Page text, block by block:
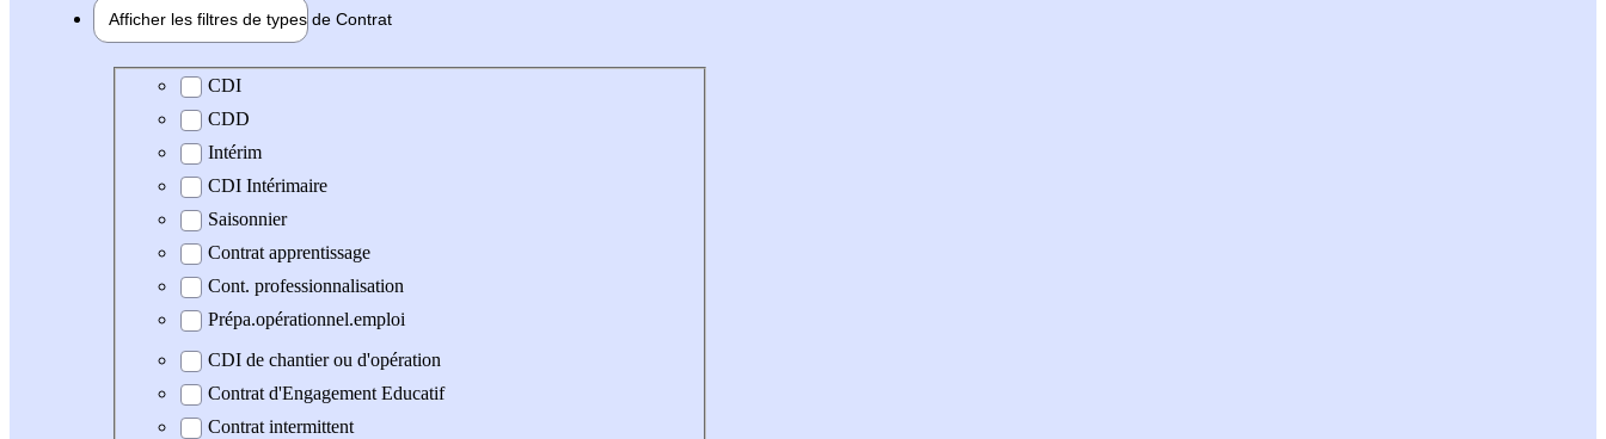
Afficher les filtres de types de Contrat
Type de contrat
CDI
CDD
Intérim
CDI Intérimaire
Saisonnier
Contrat apprentissage
Cont. professionnalisation
Prépa.opérationnel.emploi
CDI de chantier ou d'opération
Contrat d'Engagement Educatif
Contrat intermittent